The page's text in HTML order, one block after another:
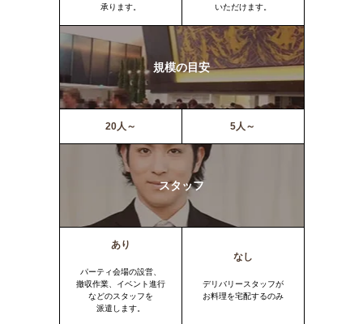
承ります。
いただけます。
規模の目安
20人～ 5人～
スタッフ
あり
パーティ会場の設営、
撤収作業、イベント進行
などのスタッフを
派遣します。
なし
デリバリースタッフが
お料理を宅配するのみ